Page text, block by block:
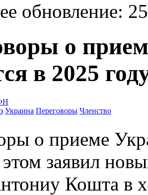
обновление:
о
в 2025
Украина Переговоры Членство
о приеме
заявил
Кошта в